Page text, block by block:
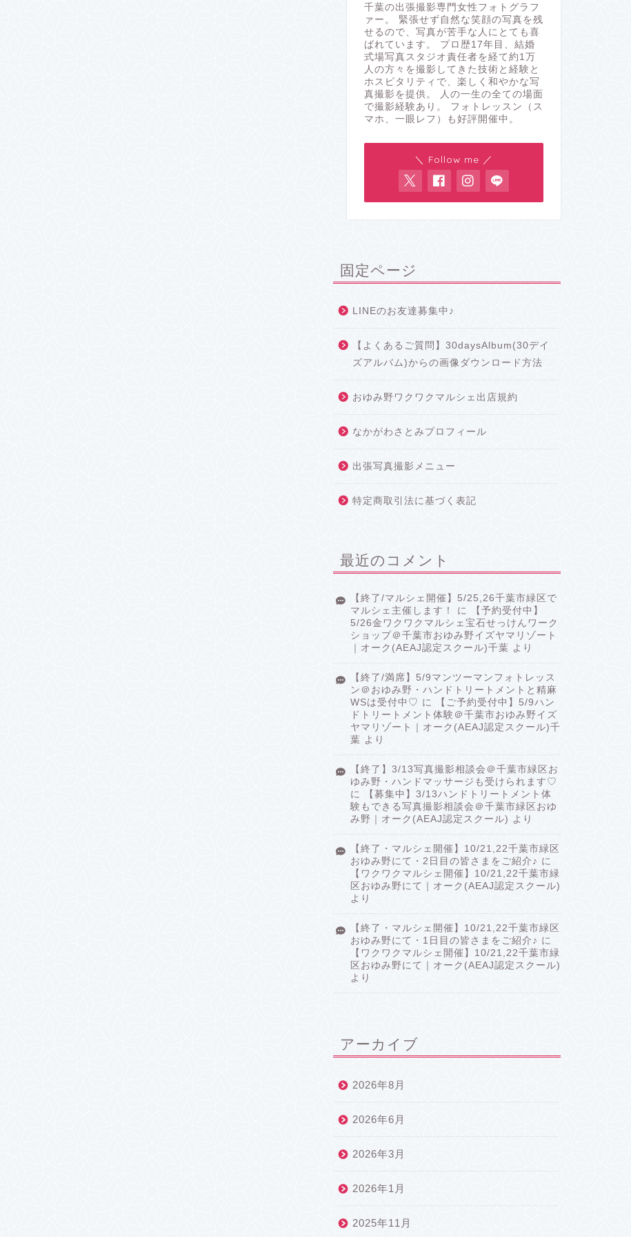
千葉の出張撮影専門女性フォトグラフ
ァー。 緊張せず自然な笑顔の写真を残
せるので、写真が苦手な人にとても喜
ばれています。 プロ歴17年目、結婚
式場写真スタジオ責任者を経て約1万
人の方々を撮影してきた技術と経験と
ホスピタリティで、楽しく和やかな写
真撮影を提供。 人の一生の全ての場面
で撮影経験あり。 フォトレッスン（ス
マホ、一眼レフ）も好評開催中。
＼ Follow me ／
固定ページ
LINEのお友達募集中♪
【よくあるご質問】30daysAlbum(30デイ
ズアルバム)からの画像ダウンロード方法
おゆみ野ワクワクマルシェ出店規約
なかがわさとみプロフィール
出張写真撮影メニュー
特定商取引法に基づく表記
最近のコメント
【終了/マルシェ開催】5/25,26千葉市緑区で
マルシェ主催します！
に
【予約受付中】
5/26金ワクワクマルシェ宝石せっけんワーク
ショップ＠千葉市おゆみ野イズヤマリゾート
｜オーク(AEAJ認定スクール)千葉 より
【終了/満席】5/9マンツーマンフォトレッス
ン＠おゆみ野・ハンドトリートメントと精麻
WSは受付中♡ に
【ご予約受付中】5/9ハン
ドトリートメント体験＠千葉市おゆみ野イズ
ヤマリゾート｜オーク(AEAJ認定スクール)千
葉 より
【終了】3/13写真撮影相談会＠千葉市緑区お
ゆみ野・ハンドマッサージも受けられます♡
に
【募集中】3/13ハンドトリートメント体
験もできる写真撮影相談会＠千葉市緑区おゆ
み野｜オーク(AEAJ認定スクール) より
【終了・マルシェ開催】10/21,22千葉市緑区
おゆみ野にて・2日目の皆さまをご紹介♪ に
【ワクワクマルシェ開催】10/21,22千葉市緑
区おゆみ野にて｜オーク(AEAJ認定スクール)
より
【終了・マルシェ開催】10/21,22千葉市緑区
おゆみ野にて・1日目の皆さまをご紹介♪ に
【ワクワクマルシェ開催】10/21,22千葉市緑
区おゆみ野にて｜オーク(AEAJ認定スクール)
より
アーカイブ
2026年8月
2026年6月
2026年3月
2026年1月
2025年11月